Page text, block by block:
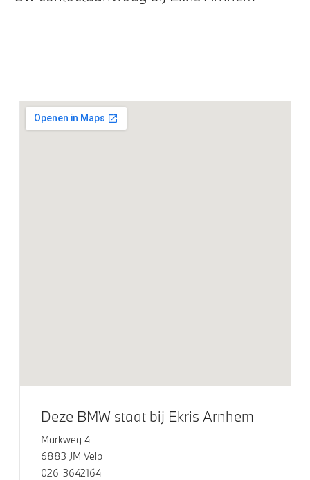
M Hemelbekleding in Anthrazit uitgevoerd
BMW IconicSounds Electric
Curved Display
Glazen panoramadak
M Hoogglans Shadow Line met uitgebreide omvang
M Koplampen Shadow Line
Deze BMW staat bij Ekris Arnhem
Markweg 4
6883 JM Velp
026-3642164